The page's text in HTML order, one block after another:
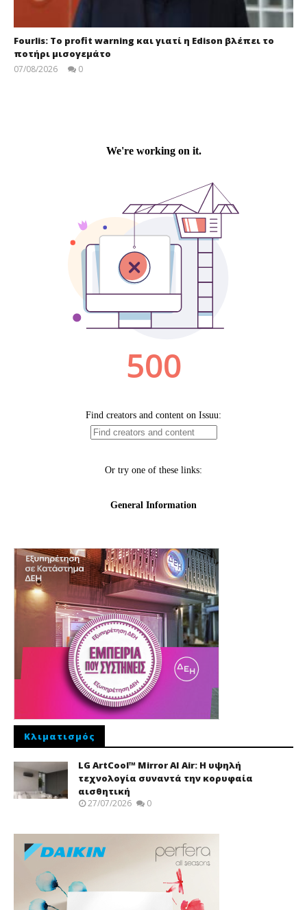
Fourlis: Το profit warning και γιατί η Edison βλέπει το
ποτήρι μισογεμάτο
07/08/2026 0
Κλιματισμός
LG ArtCool™ Mirror AI Air: Η υψηλή
τεχνολογία συναντά την κορυφαία
αισθητική
27/07/2026 0